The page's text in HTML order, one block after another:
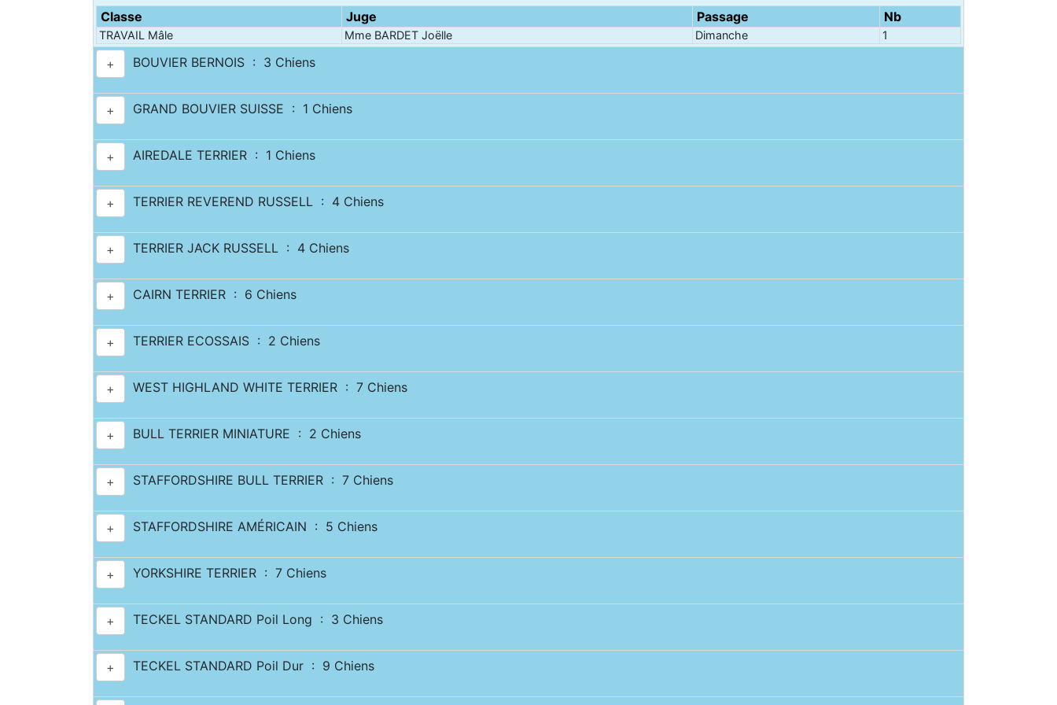
Classe Juge Passage Nb
TRAVAIL Mâle Mme BARDET Joëlle Dimanche 1
+ BOUVIER BERNOIS : 3 Chiens
+ GRAND BOUVIER SUISSE : 1 Chiens
+ AIREDALE TERRIER : 1 Chiens
+ TERRIER REVEREND RUSSELL : 4 Chiens
+ TERRIER JACK RUSSELL : 4 Chiens
+ CAIRN TERRIER : 6 Chiens
+ TERRIER ECOSSAIS : 2 Chiens
+ WEST HIGHLAND WHITE TERRIER : 7 Chiens
+ BULL TERRIER MINIATURE : 2 Chiens
+ STAFFORDSHIRE BULL TERRIER : 7 Chiens
+ STAFFORDSHIRE AMÉRICAIN : 5 Chiens
+ YORKSHIRE TERRIER : 7 Chiens
+ TECKEL STANDARD Poil Long : 3 Chiens
+ TECKEL STANDARD Poil Dur : 9 Chiens